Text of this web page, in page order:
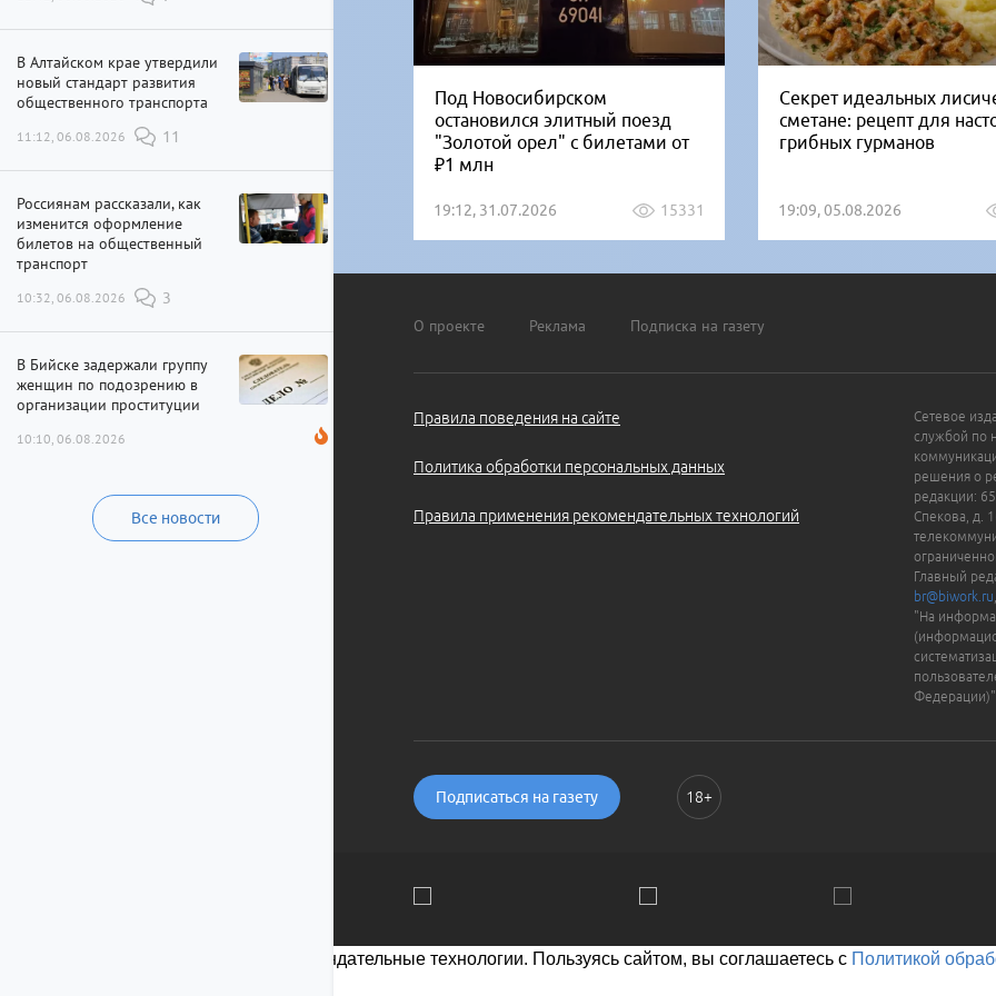
В Алтайском крае утвердили
новый стандарт развития
общественного транспорта
11:12, 06.08.2026 11
Россиянам рассказали, как
изменится оформление
билетов на общественный
транспорт
10:32, 06.08.2026 3
В Бийске задержали группу
женщин по подозрению в
организации проституции
10:10, 06.08.2026
Все новости
Под Новосибирском
остановился элитный поезд
"Золотой орел" с билетами от
₽1 млн
19:12, 31.07.2026 15331
Секрет идеальных
сметане: рецепт для
грибных гурманов
19:09, 05.08.2026
О проекте Реклама Подписка на газету
Правила поведения на сайте
Политика обработки персональных данных
Правила применения рекомендательных технологий
Сетевое
службой по
решения о
редакции:
Спекова, д.
Главный
br@biwork.ru
"На
Федерации)".
Подписаться на газету 18+
Мы используем файлы cookie и рекомендательные технологии. Пользуясь сайтом, вы соглашаетесь с Политикой